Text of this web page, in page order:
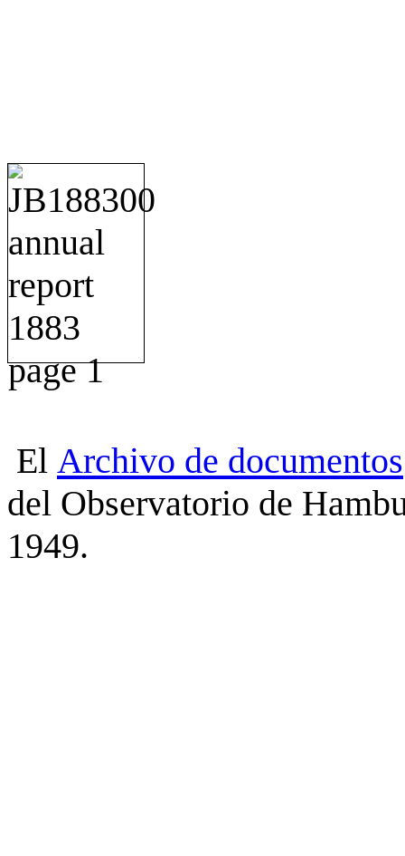
El Archivo de documentos
del Observatorio de
1949.